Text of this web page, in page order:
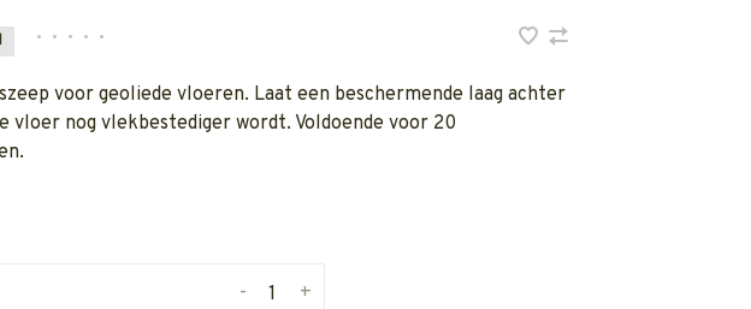
• • • • •
voor geoliede vloeren. Laat een beschermende laag achter
vloer nog vlekbestediger wordt. Voldoende voor 20
+
-